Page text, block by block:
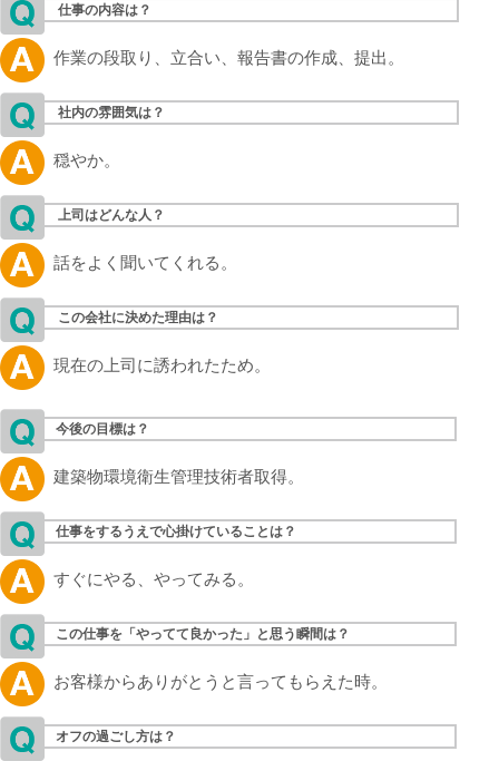
仕事の内容は？
作業の段取り、立合い、報告書の作成、提出。
社内の雰囲気は？
穏やか。
上司はどんな人？
話をよく聞いてくれる。
この会社に決めた理由は？
現在の上司に誘われたため。
今後の目標は？
建築物環境衛生管理技術者取得。
仕事をするうえで心掛けていることは？
すぐにやる、やってみる。
この仕事を「やってて良かった」と思う瞬間は？
お客様からありがとうと言ってもらえた時。
オフの過ごし方は？